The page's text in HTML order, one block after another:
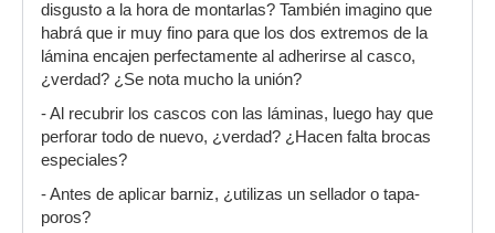
disgusto a la hora de montarlas? También imagino que
habrá que ir muy fino para que los dos extremos de la
lámina encajen perfectamente al adherirse al casco,
¿verdad? ¿Se nota mucho la unión?
- Al recubrir los cascos con las láminas, luego hay que
perforar todo de nuevo, ¿verdad? ¿Hacen falta brocas
especiales?
- Antes de aplicar barniz, ¿utilizas un sellador o tapa-
poros?